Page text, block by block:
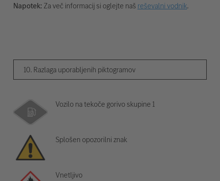
Napotek:Za več informacij si oglejte naš reševalni vodnik.
10. Razlaga uporabljenih piktogramov
Vozilo na tekoče gorivo skupine 1
Splošen opozorilni znak
Vnetljivo